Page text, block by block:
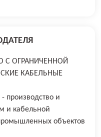
С ОГРАНИЧЕННОЙ
КАБЕЛЬНЫЕ
производство и
и кабельной
объектов